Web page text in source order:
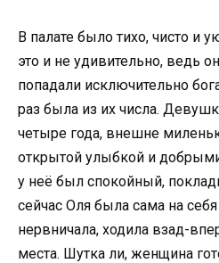
В палате было тихо, чисто и
это и не удивительно, ведь
попадали исключительно
раз была из их числа.
четыре года, внешне
открытой улыбкой и
у неё был спокойный,
сейчас Оля была сама на
нервничала, ходила взад-
места. Шутка ли, женщина